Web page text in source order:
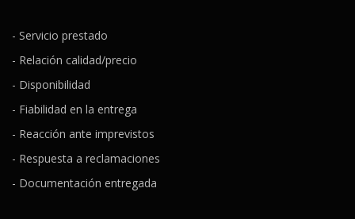
- Servicio prestado
- Relación calidad/precio
- Disponibilidad
- Fiabilidad en la entrega
- Reacción ante imprevistos
- Respuesta a reclamaciones
- Documentación entregada